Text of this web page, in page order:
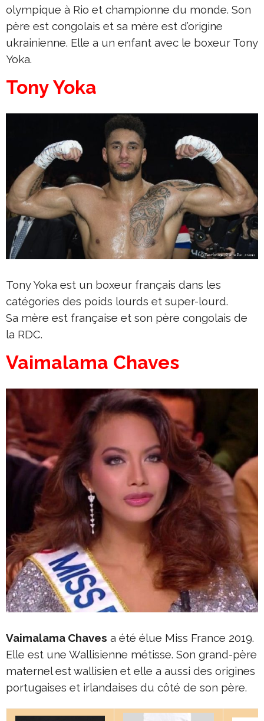
olympique à Rio et championne du monde. Son
père est congolais et sa mère est d’origine
ukrainienne. Elle a un enfant avec le boxeur Tony
Yoka.
Tony Yoka
Tony Yoka est un boxeur français dans les
catégories des poids lourds et super-lourd.
Sa mère est française et son père congolais de
la RDC.
Vaimalama Chaves
Vaimalama Chaves a été élue Miss France 2019.
Elle est une Wallisienne métisse. Son grand-père
maternel est wallisien et elle a aussi des origines
portugaises et irlandaises du côté de son père.